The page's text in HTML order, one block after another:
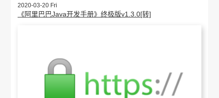
2020-03-20 Fri
《阿里巴巴Java开发手册》终极版v1.3.0[转]